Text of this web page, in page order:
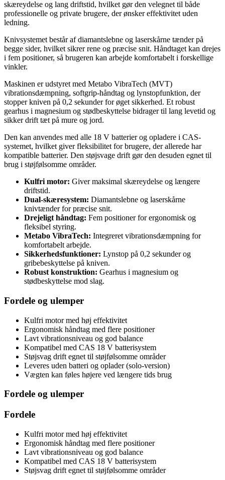
skæreydelse og lang driftstid, hvilket gør den velegnet til både
professionelle og private brugere, der ønsker effektivitet uden
ledning.
Knivsystemet består af diamantslebne og laserskårne tænder på
begge sider, hvilket sikrer rene og præcise snit. Håndtaget kan drejes
i fem positioner, så brugeren kan arbejde komfortabelt i forskellige
vinkler.
Maskinen er udstyret med Metabo VibraTech (MVT)
vibrationsdæmpning, softgrip-håndtag og lynstopfunktion, der
stopper kniven på 0,2 sekunder for øget sikkerhed. Et robust
gearhus i magnesium og stødbeskyttelse bidrager til lang levetid og
sikker drift tæt på mure og jord.
Den kan anvendes med alle 18 V batterier og opladere i CAS-
systemet, hvilket giver fleksibilitet for brugere, der allerede har
kompatible batterier. Den støjsvage drift gør den desuden egnet til
brug i støjfølsomme områder.
Kulfri motor: Giver maksimal skæreydelse og længere
driftstid.
Dual-skæresystem: Diamantslebne og laserskårne
knivtænder for præcise snit.
Drejeligt håndtag: Fem positioner for ergonomisk og
fleksibel styring.
Metabo VibraTech: Integreret vibrationsdæmpning for
komfortabelt arbejde.
Sikkerhedsfunktioner: Lynstop på 0,2 sekunder og
gribebeskyttelse på kniven.
Robust konstruktion: Gearhus i magnesium og
stødbeskyttelse mod slag.
Fordele og ulemper
Kulfri motor med høj effektivitet
Ergonomisk håndtag med flere positioner
Lavt vibrationsniveau og god balance
Kompatibel med CAS 18 V batterisystem
Støjsvag drift egnet til støjfølsomme områder
Leveres uden batteri og oplader (solo-version)
Vægten kan føles højere ved længere tids brug
Fordele og ulemper
Fordele
Kulfri motor med høj effektivitet
Ergonomisk håndtag med flere positioner
Lavt vibrationsniveau og god balance
Kompatibel med CAS 18 V batterisystem
Støjsvag drift egnet til støjfølsomme områder